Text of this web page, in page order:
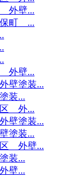
外壁...
保町 ...
外壁...
壁塗装...
装...
区 外...
壁塗装...
塗装...
外壁...
装...
壁...